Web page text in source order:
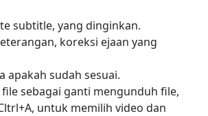
subtitle, yang dinginkan.
koreksi ejaan yang
apakah sudah sesuai.
file sebagai ganti mengunduh file,
untuk memilih video dan